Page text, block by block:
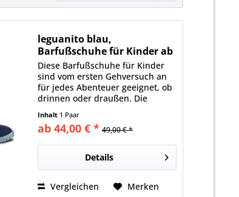
leguanito blau,
Barfußschuhe für Kinder ab
49...
Diese Barfußschuhe für Kinder
sind vom ersten Gehversuch an
für jedes Abenteuer geeignet, ob
drinnen oder draußen. Die
bieten Schutz, ohne die kleinen
Füße in ihrer Bewegungsfreiheit
einzuschränken. Dadurch...
Inhalt 1 Paar
ab 44,00 € * 49,00 € *
Details
Vergleichen Merken